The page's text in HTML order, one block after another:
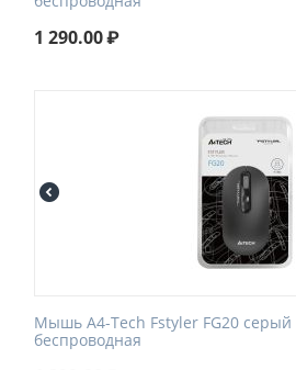
1 290.00₽
Мышь A4-Tech Fstyler FG20 серый
беспроводная